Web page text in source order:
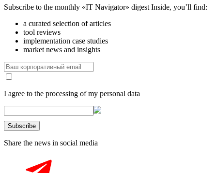
Subscribe to the monthly «IT Navigator» digest Inside, you’ll find:
a curated selection of articles
tool reviews
implementation case studies
market news and insights
I agree to the processing of my personal data
Share the news in social media